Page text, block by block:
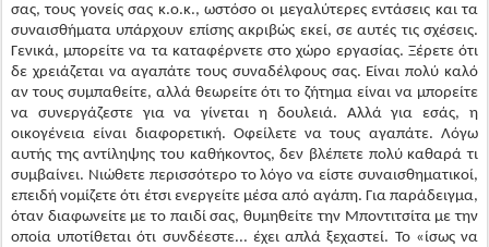
να συνεργάζεστε για να γίνεται η δουλειά. Αλλά για εσάς, η
οικογένεια είναι διαφορετική. Οφείλετε να τους αγαπάτε. Λόγω
αυτής της αντίληψης του καθήκοντος, δεν βλέπετε πολύ καθαρά τι
συμβαίνει. Νιώθετε περισσότερο το λόγο να είστε συναισθηματικοί,
επειδή νομίζετε ότι έτσι ενεργείτε μέσα από αγάπη. Για παράδειγμα,
όταν διαφωνείτε με το παιδί σας, θυμηθείτε την Μποντιτσίτα με την
οποία υποτίθεται ότι συνδέεστε... έχει απλά ξεχαστεί. Το «ίσως να
ήταν καλό έτσι» συχνά μετατρέπεται σε «πρέπει να γίνει έτσι». Είστε
ιδιαίτερα απαιτητικοί όσον αφορά την υγεία ή την ασφάλεια του
παιδιού σας. Αλλά δεν έχετε στ' αλήθεια επίγνωση της απαίτησής
σας. Για εσάς δεν είναι μια απαίτηση, αλλά ο μοναδικός τρόπος.
Υπάρχει αυτή η πλήρης αλλαγή μέσα σας, όταν «το καλό ή το